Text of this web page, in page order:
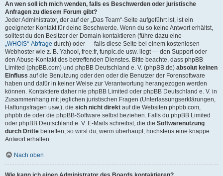
An wen soll ich mich wenden, falls es Beschwerden oder juristische
Anfragen zu diesem Forum gibt?
Jeder Administrator, der auf der „Das Team“-Seite aufgeführt ist, ist ein
geeigneter Kontakt für deine Beschwerde. Wenn du so keine Antwort erhältst,
solltest du den Besitzer der Domain kontaktieren (führe dazu eine
„WHOIS“-Abfrage durch) oder — falls diese Seite bei einem kostenlosen
Webhoster wie z. B. Yahoo!, free.fr, funpic.de usw. liegt — den Support oder
den Abuse-Kontakt des betreffenden Dienstes. Bitte beachte, dass phpBB
Limited (phpBB.com) und phpBB Deutschland e. V. (phpBB.de) absolut keinen
Einfluss auf die Benutzung oder den oder die Benutzer der Forensoftware
haben und dafür in keiner Weise zur Verantwortung herangezogen werden
können. Kontaktiere daher nie phpBB Limited oder phpBB Deutschland e. V. in
Zusammenhang mit jeglichen juristischen Fragen (Unterlassungserklärungen,
Haftungsfragen usw.), die sich nicht direkt auf die Websiten phpbb.com,
phpbb.de oder die phpBB-Software selbst beziehen. Falls du phpBB Limited
oder phpBB Deutschland e. V. E-Mails schreibst, die die Softwarenutzung
durch Dritte betreffen, so wirst du, wenn überhaupt, höchstens eine knappe
Antwort erhalten.
Nach oben